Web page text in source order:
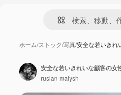
ホーム/ストック/写真/安全な若いき
ruslan-malysh